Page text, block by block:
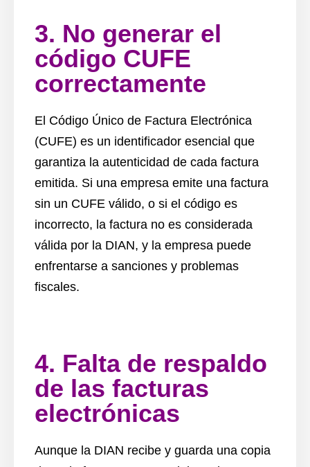
3. No generar el
código CUFE
correctamente
El Código Único de Factura Electrónica
(CUFE) es un identificador esencial que
garantiza la autenticidad de cada factura
emitida. Si una empresa emite una factura
sin un CUFE válido, o si el código es
incorrecto, la factura no es considerada
válida por la DIAN, y la empresa puede
enfrentarse a sanciones y problemas
fiscales.
4. Falta de respaldo
de las facturas
electrónicas
Aunque la DIAN recibe y guarda una copia